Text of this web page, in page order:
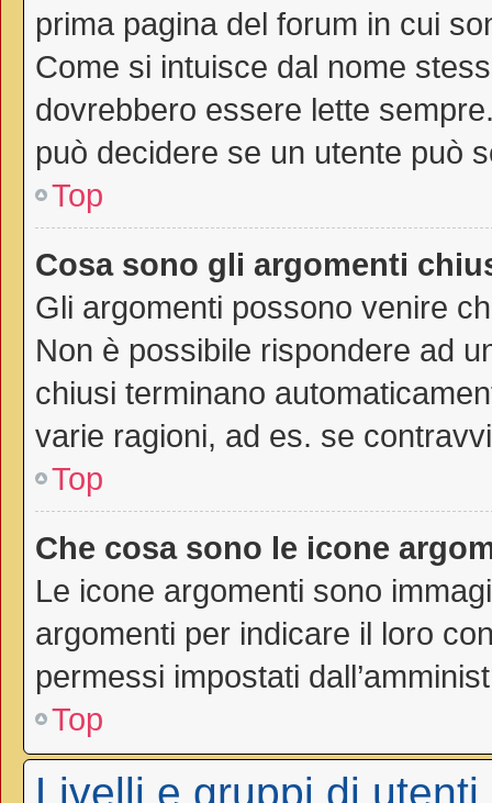
prima pagina del forum in cui
Come si intuisce dal nome
dovrebbero essere lette
può decidere se un utente può
Top
Cosa sono gli argomenti
Gli argomenti possono venire
Non è possibile rispondere ad
chiusi terminano
varie ragioni, ad es. se
Top
Che cosa sono le icone
Le icone argomenti sono
argomenti per indicare il loro
permessi impostati
Top
Livelli e gruppi di utenti